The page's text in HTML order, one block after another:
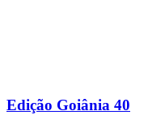
Edição Goiânia 40